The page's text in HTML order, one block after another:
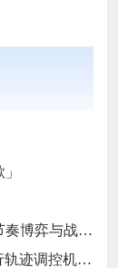
与战术自适应
球场为实证场景”